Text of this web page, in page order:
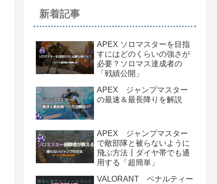
新着記事
APEX ソロマスターを目指
すにはどのくらいの強さが
必要？ソロマス達成者の
「戦績公開」
APEX ジャンプマスター
の最速＆最長降りを解説
APEX ジャンプマスター
で敵部隊と被らないように
飛ぶ方法┃ダイヤ帯でも通
用する「超簡単」
VALORANT ペナルティー